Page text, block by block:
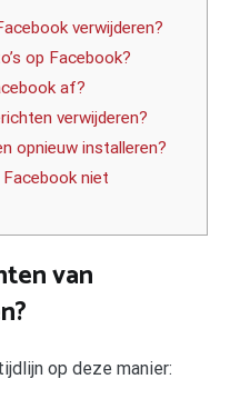
verwijderen?
op Facebook?
af?
verwijderen?
opnieuw installeren?
niet
van
op deze manier: